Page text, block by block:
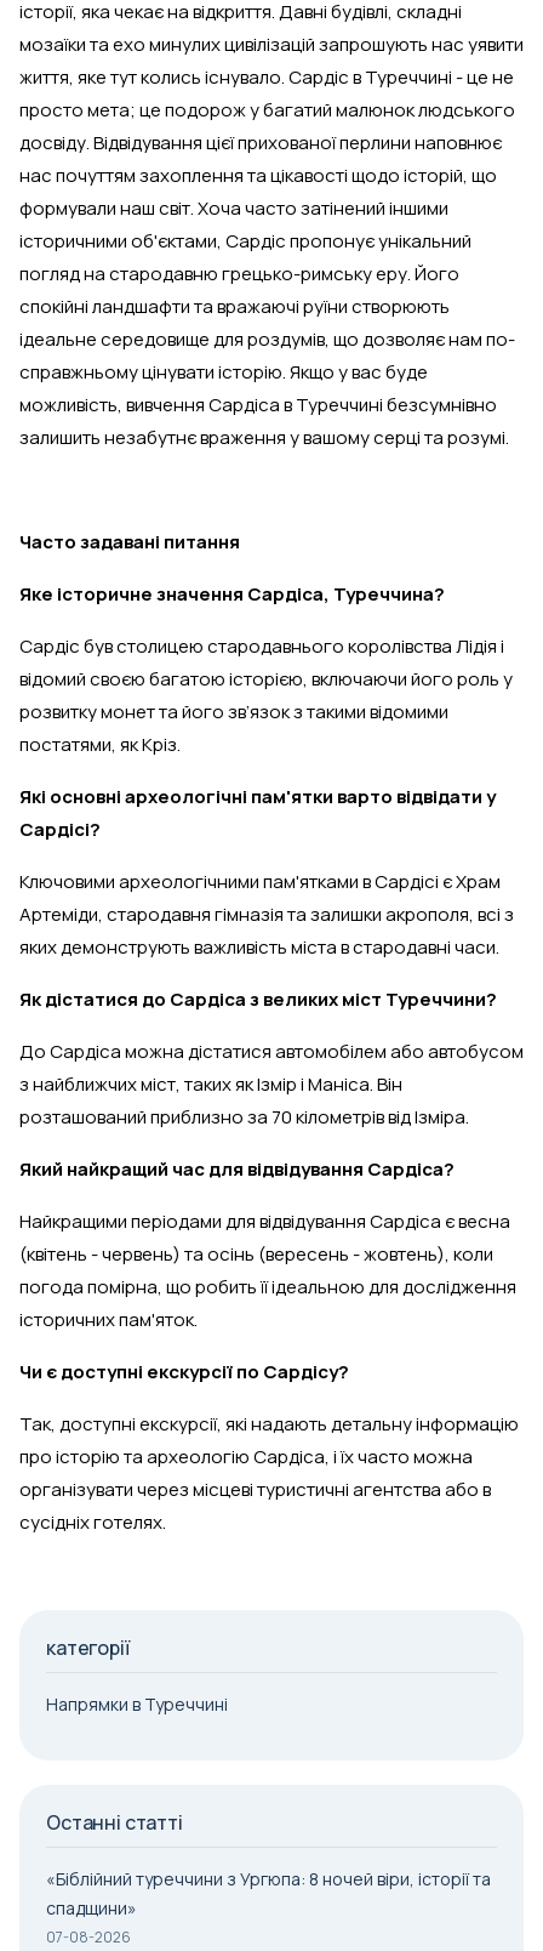
історії, яка чекає на відкриття. Давні будівлі, складні
мозаїки та ехо минулих цивілізацій запрошують нас уявити
життя, яке тут колись існувало. Сардіс в Туреччині - це не
просто мета; це подорож у багатий малюнок людського
досвіду. Відвідування цієї прихованої перлини наповнює
нас почуттям захоплення та цікавості щодо історій, що
формували наш світ. Хоча часто затінений іншими
історичними об'єктами, Сардіс пропонує унікальний
погляд на стародавню грецько-римську еру. Його
спокійні ландшафти та вражаючі руїни створюють
ідеальне середовище для роздумів, що дозволяє нам по-
справжньому цінувати історію. Якщо у вас буде
можливість, вивчення Сардіса в Туреччині безсумнівно
залишить незабутнє враження у вашому серці та розумі.
Часто задавані питання
Яке історичне значення Сардіса, Туреччина?
Сардіс був столицею стародавнього королівства Лідія і
відомий своєю багатою історією, включаючи його роль у
розвитку монет та його зв’язок з такими відомими
постатями, як Кріз.
Які основні археологічні пам'ятки варто відвідати у
Сардісі?
Ключовими археологічними пам'ятками в Сардісі є Храм
Артеміди, стародавня гімназія та залишки акрополя, всі з
яких демонструють важливість міста в стародавні часи.
Як дістатися до Сардіса з великих міст Туреччини?
До Сардіса можна дістатися автомобілем або автобусом
з найближчих міст, таких як Ізмір і Маніса. Він
розташований приблизно за 70 кілометрів від Ізміра.
Який найкращий час для відвідування Сардіса?
Найкращими періодами для відвідування Сардіса є весна
(квітень - червень) та осінь (вересень - жовтень), коли
погода помірна, що робить її ідеальною для дослідження
історичних пам'яток.
Чи є доступні екскурсії по Сардісу?
Так, доступні екскурсії, які надають детальну інформацію
про історію та археологію Сардіса, і їх часто можна
організувати через місцеві туристичні агентства або в
сусідніх готелях.
категорії
Напрямки в Туреччині
Останні статті
«Біблійний туреччини з Ургюпа: 8 ночей віри, історії та
спадщини»
07-08-2026